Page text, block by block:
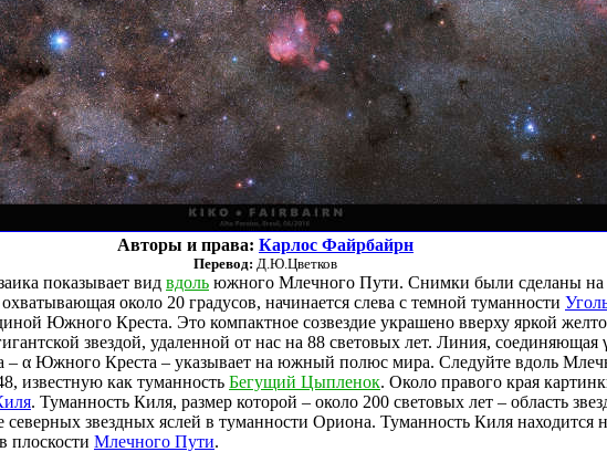
Авторы и права: Карлос Файрбайрн
Перевод: Д.Ю.Цветков
показывает вид вдоль южного Млечного Пути. Снимки были сделаны на
около 20 градусов, начинается слева с темной туманности
Южного Креста. Это компактное созвездие украшено вверху яркой
звездой, удаленной от нас на 88 световых лет. Линия,
– α Южного Креста – указывает на южный полюс мира. Следуйте вдоль
известную как туманность Бегущий Цыпленок. Около правого края
. Туманность Киля, размер которой – около 200 световых лет – область
северных звездных яслей в туманности Ориона. Туманность Киля находится
плоскости Млечного Пути.